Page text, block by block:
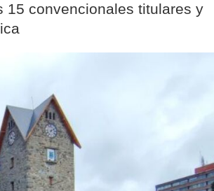
15 convencionales titulares y